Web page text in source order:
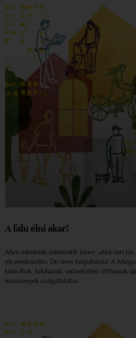
A falu élni akar!
Ahol mindenki mindenkit ismer, ahol van
elcsendesedés. De nem begubózás! A
kisboltok, faluházak, művelődési otthonok
közösségek szolgálatába.